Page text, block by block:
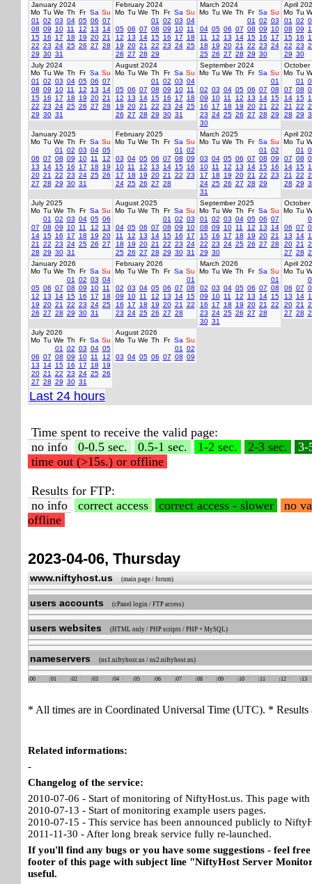
January 2024
Mo Tu We Th Fr Sa Su
01
02 03 04 05 06 07
08 09 10 11 12 13
14
15 16 17 18 19 20 21
22 23 24 25 26 27 28
29 30 31
February 2024
Mo Tu We Th Fr Sa Su
01
02 03 04
05 06 07 08 09 10 11
12
13 14 15 16 17
18
19 20 21 22 23 24 25
26 27 28 29
March 2024
Mo Tu We Th Fr Sa Su
01
02 03
04 05 06 07 08 09
10
11
12 13 14 15 16
17
18
19 20 21 22 23 24
25 26 27 28 29 30
April
Mo Tu
01
02
08 09
15 16
22 23
29 30
July 2024
Mo Tu We Th Fr Sa Su
01
02 03 04 05 06 07
08 09 10 11 12 13
14
15 16 17 18 19 20 21
22 23 24 25 26 27 28
29 30 31
August 2024
Mo Tu We Th Fr Sa Su
01
02 03 04
05 06 07 08 09 10 11
12
13 14 15 16 17
18
19 20 21 22 23 24 25
26 27 28 29 30 31
September 2024
Mo Tu We Th Fr Sa Su
01
02 03 04 05 06 07 08
09
10 11 12 13 14 15
16
17 18 19 20 21
22
23 24 25 26 27 28 29
30
October
Mo Tu
01
07 08
14 15
21
22
28 29
January 2025
Mo Tu We Th Fr Sa Su
01
02 03 04 05
06 07 08 09 10 11
12
13
14 15 16 17 18
19
20 21 22 23 24 25 26
27 28 29 30 31
February 2025
Mo Tu We Th Fr Sa Su
01
02
03 04 05 06 07 08 09
10 11 12 13 14 15 16
17
18 19 20 21 22 23
24 25 26 27 28
March 2025
Mo Tu We Th Fr Sa Su
01
02
03 04 05 06 07 08 09
10 11 12 13 14 15 16
17
18 19 20 21 22 23
24 25 26 27 28 29
31
April
Mo Tu
01
07 08
14 15
21
22
28 29
July 2025
Mo Tu We Th Fr Sa Su
01
02 03 04 05 06
07 08 09 10 11 12
13
14 15 16 17 18 19 20
21
22 23 24 25 26 27
28 29 30 31
August 2025
Mo Tu We Th Fr Sa Su
01
02 03
04 05 06 07 08 09
10
11
12 13 14 15 16
17
18
19 20 21 22 23 24
25 26 27 28 29 30 31
September 2025
Mo Tu We Th Fr Sa Su
01
02 03 04 05 06 07
08 09 10 11 12 13
14
15 16 17 18 19 20 21
22 23 24 25 26 27 28
29 30
October
Mo Tu
06 07
13
14
20 21
27 28
January 2026
Mo Tu We Th Fr Sa Su
01
02 03 04
05 06 07 08 09 10 11
12
13 14 15 16 17
18
19 20 21 22 23 24 25
26 27 28 29 30 31
February 2026
Mo Tu We Th Fr Sa Su
01
02 03 04 05 06 07 08
09
10 11 12 13 14 15
16
17 18 19 20 21
22
23 24 25 26 27 28
March 2026
Mo Tu We Th Fr Sa Su
01
02 03 04 05 06 07 08
09
10 11 12 13 14 15
16
17 18 19 20 21
22
23 24 25 26 27 28
30 31
April
Mo Tu
06 07
13
14
20 21
27 28
July 2026
Mo Tu We Th Fr Sa Su
01
02 03 04 05
06 07 08 09 10 11
12
13
14 15 16 17 18
19
20 21 22 23 24 25 26
27 28 29 30 31
August 2026
Mo Tu We Th Fr Sa Su
01
02
03 04 05 06 07 08 09
Last 24 hours
Time spent to receive the valid page:
no info
0-0.5 sec. 0.5-1 sec. 1-2 sec. 2-3 sec.
3-
time out (>15s.) or offline
Results for FTP:
no info
correct access correct access - slower
no
offline
2023-04-06, Thursday
www.niftyhost.us (main page / forum)
users accounts (cPanel login / FTP access)
users websites (HTML only / PHP scripts / PHP + MySQL)
nameservers (ns1.niftyhost.us / ns2.niftyhost.us)
00 01 02 03 04 05 06 07 08 09 10 11 12 13
* All times are in Coordinated Universal Time (UTC). * Results
Related informations:
-
Changelog of the service:
2010-07-06 - Start of monitoring of NiftyHost.us. This page
2010-07-13 - Start of monitoring example users pages.
2010-07-15 - This service has been announced publicly to
2011-11-30 - After long break service fully re-launched.
If you'll find any bugs or you have some suggestions - feel
footer of this page with subject line "NiftyHost Server
useful.